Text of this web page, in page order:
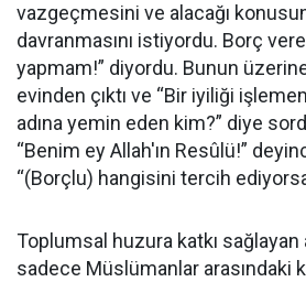
vazgeçmesini ve alacağı
davranmasını istiyordu. Borç
yapmam!” diyordu. Bunun
evinden çıktı ve “Bir iyiliği
adına yemin eden kim?” diye
“Benim ey Allah'ın Resûlü!”
“(Borçlu) hangisini tercih
Toplumsal huzura katkı
sadece Müslümanlar arasındaki